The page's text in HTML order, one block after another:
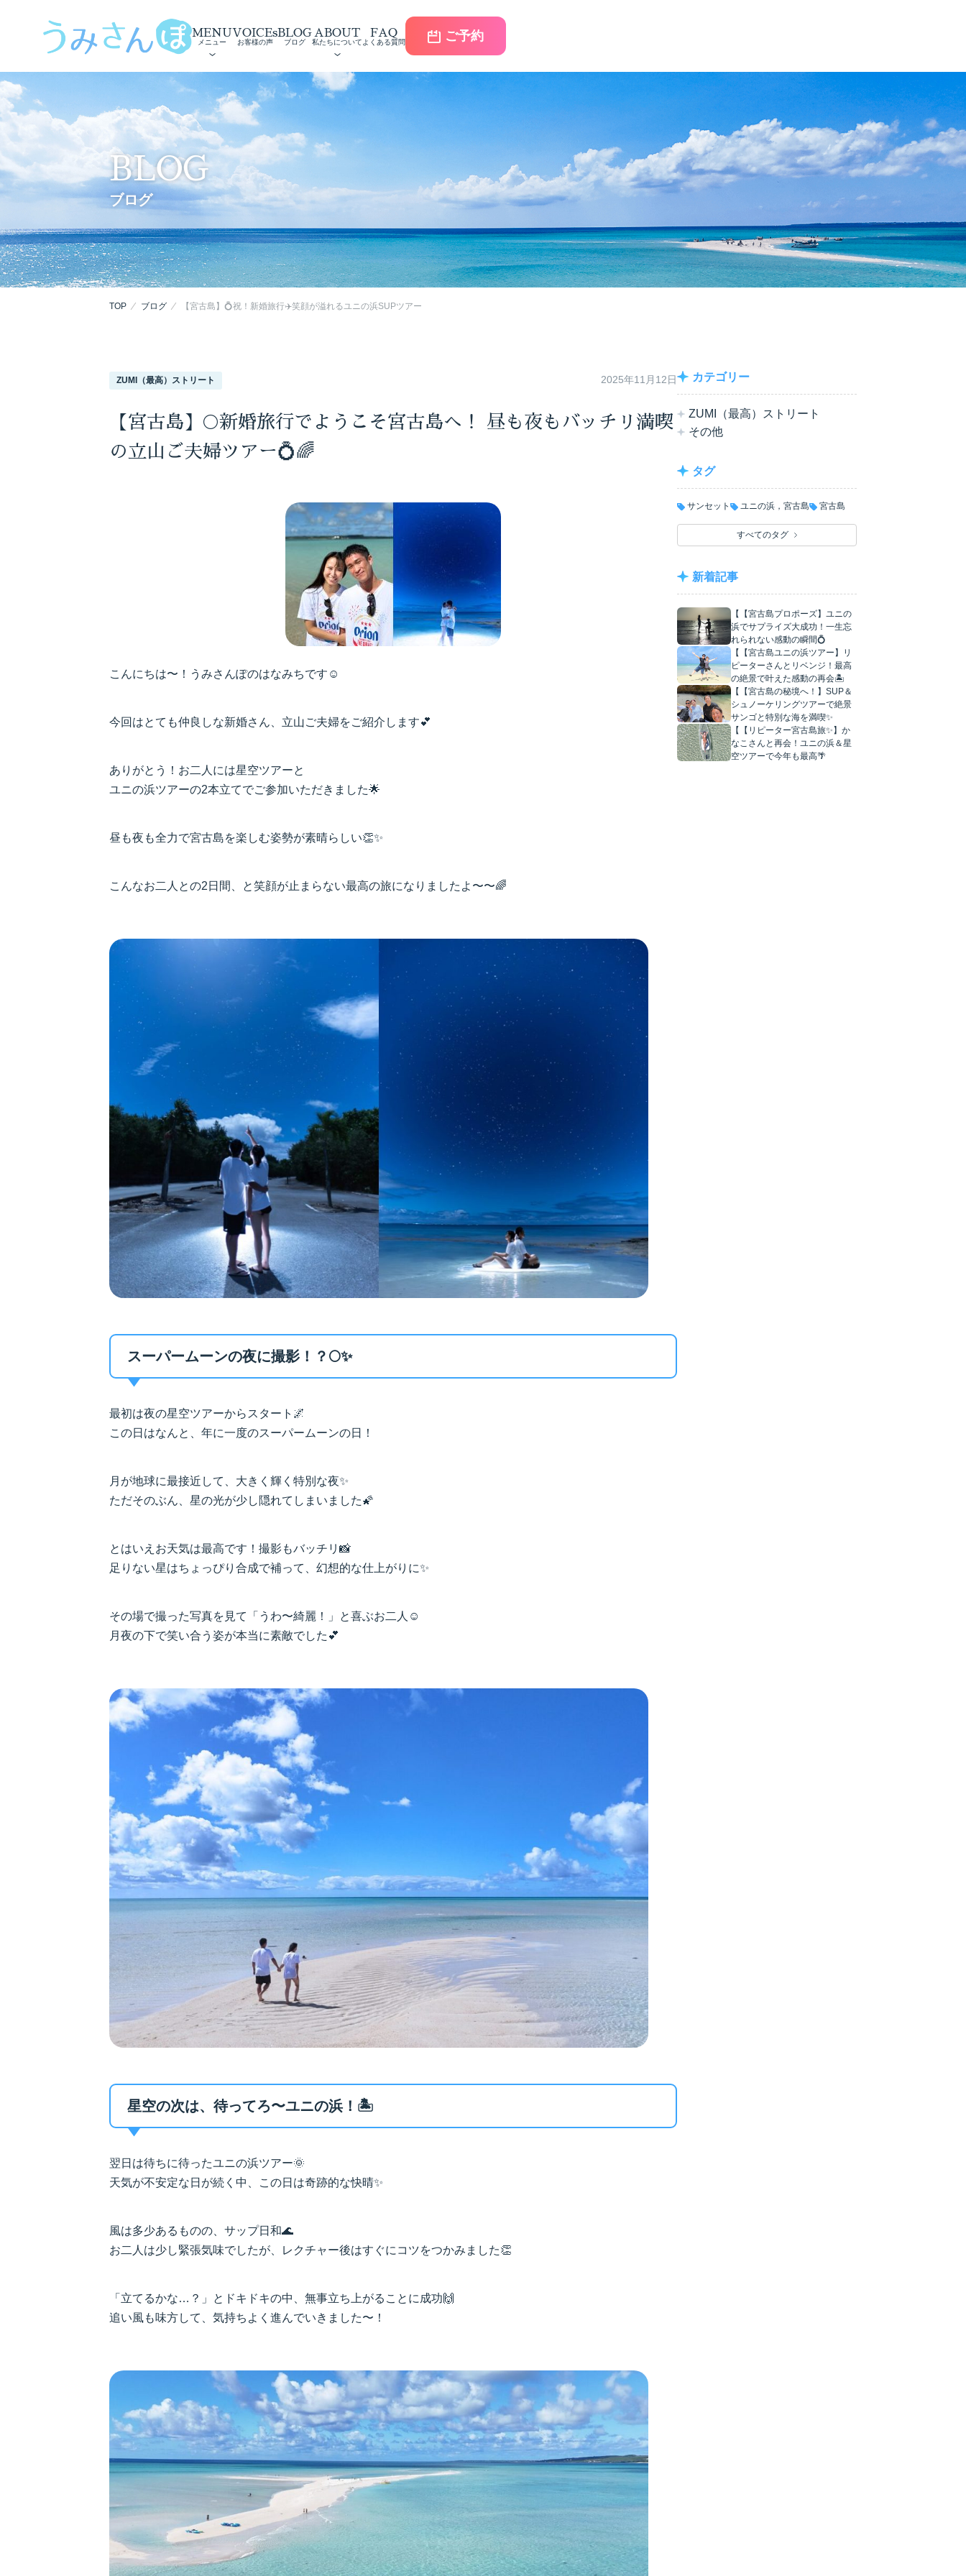
MENU
メニュー
VOICEs
お客様の声
BLOG
ブログ
ABOUT
私たちについて
FAQ
よくある質問 ご予約
BLOG
ブログ
TOP ブログ 【宮古島】💍祝！新婚旅行✈️笑顔が溢れるユニの浜SUPツアー
ZUMI（最高）ストリート 2025年11月12日
【宮古島】🌕新婚旅行でようこそ宮古島へ！ 昼も夜もバッチリ満喫
の立山ご夫婦ツアー💍🌈
こんにちは〜！うみさんぽのはなみちです☺️
今回はとても仲良しな新婚さん、立山ご夫婦をご紹介します💕
ありがとう！お二人には星空ツアーと
ユニの浜ツアーの2本立てでご参加いただきました🌟
昼も夜も全力で宮古島を楽しむ姿勢が素晴らしい👏✨
こんなお二人との2日間、と笑顔が止まらない最高の旅になりましたよ〜〜🌈
スーパームーンの夜に撮影！？🌕✨
最初は夜の星空ツアーからスタート🌌
この日はなんと、年に一度のスーパームーンの日！
月が地球に最接近して、大きく輝く特別な夜✨
ただそのぶん、星の光が少し隠れてしまいました🌠
とはいえお天気は最高です！撮影もバッチリ📸
足りない星はちょっぴり合成で補って、幻想的な仕上がりに✨
その場で撮った写真を見て「うわ〜綺麗！」と喜ぶお二人☺️
月夜の下で笑い合う姿が本当に素敵でした💕
星空の次は、待ってろ〜ユニの浜！🏝️
翌日は待ちに待ったユニの浜ツアー🌞
天気が不安定な日が続く中、この日は奇跡的な快晴✨
風は多少あるものの、サップ日和🌊
お二人は少し緊張気味でしたが、レクチャー後はすぐにコツをつかみました👏
「立てるかな…？」とドキドキの中、無事立ち上がることに成功🙌
追い風も味方して、気持ちよく進んでいきました〜！
カテゴリー
ZUMI（最高）ストリート
その他
タグ
サンセット ユニの浜，宮古島 宮古島
すべてのタグ
新着記事
【【宮古島プロポーズ】ユニの
浜でサプライズ大成功！一生忘
れられない感動の瞬間💍
【【宮古島ユニの浜ツアー】リ
ピーターさんとリベンジ！最高
の絶景で叶えた感動の再会🏝️
【【宮古島の秘境へ！】SUP＆
シュノーケリングツアーで絶景
サンゴと特別な海を満喫✨
【【リピーター宮古島旅✨】か
なこさんと再会！ユニの浜＆星
空ツアーで今年も最高🌴